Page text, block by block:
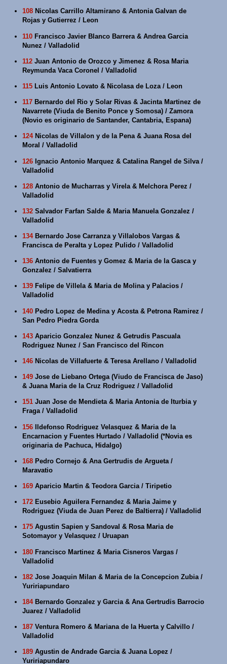
108 Nicolas Carrillo Altamirano & Antonia Galvan de
Rojas y Gutierrez / Leon
110 Francisco Javier Blanco Barrera & Andrea Garcia
Nunez / Valladolid
112 Juan Antonio de Orozco y Jimenez & Rosa Maria
Reymunda Vaca Coronel / Valladolid
115 Luis Antonio Lovato & Nicolasa de Loza / Leon
117 Bernardo del Rio y Solar Rivas & Jacinta Martinez de
Navarrete (Viuda de Benito Ponce y Somosa) / Zamora
(Novio es originario de Santander, Cantabria, Espana)
124Nicolas de Villalon y de la Pena & Juana Rosa del
Moral / Valladolid
126 Ignacio Antonio Marquez & Catalina Rangel de Silva /
Valladolid
128 Antonio de Mucharras y Virela & Melchora Perez /
Valladolid
132 Salvador Farfan Salde & Maria Manuela Gonzalez /
Valladolid
134Bernardo Jose Carranza y Villalobos Vargas &
Francisca de Peralta y Lopez Pulido / Valladolid
136 Antonio de Fuentes y Gomez & Maria de la Gasca y
Gonzalez / Salvatierra
139 Felipe de Villela & Maria de Molina y Palacios /
Valladolid
140 Pedro Lopez de Medina y Acosta & Petrona Ramirez /
San Pedro Piedra Gorda
143 Aparicio Gonzalez Nunez & Getrudis Pascuala
Rodriguez Nunez / San Francisco del Rincon
146 Nicolas de Villafuerte & Teresa Arellano / Valladolid
149 Jose de Liebano Ortega (Viudo de Francisca de Jaso)
& Juana Maria de la Cruz Rodriguez / Valladolid
151 Juan Jose de Mendieta & Maria Antonia de Iturbia y
Fraga / Valladolid
156 Ildefonso Rodriguez Velasquez & Maria de la
Encarnacion y Fuentes Hurtado / Valladolid (*Novia es
originaria de Pachuca, Hidalgo)
168 Pedro Cornejo & Ana Gertrudis de Argueta /
Maravatio
169 Aparicio Martin & Teodora Garcia / Tiripetio
172 Eusebio Aguilera Fernandez & Maria Jaime y
Rodriguez (Viuda de Juan Perez de Baltierra) / Valladolid
175 Agustin Sapien y Sandoval & Rosa Maria de
Sotomayor y Velasquez / Uruapan
180 Francisco Martinez & Maria Cisneros Vargas /
Valladolid
182 Jose Joaquin Milan & Maria de la Concepcion Zubia /
Yuririapundaro
184Bernardo Gonzalez y Garcia & Ana Gertrudis Barrocio
Juarez / Valladolid
187 Ventura Romero & Mariana de la Huerta y Calvillo /
Valladolid
189 Agustin de Andrade Garcia & Juana Lopez /
Yuririapundaro